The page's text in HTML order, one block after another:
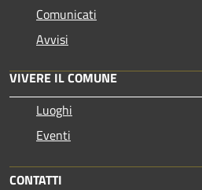
Comunicati
Avvisi
VIVERE IL COMUNE
Luoghi
Eventi
CONTATTI